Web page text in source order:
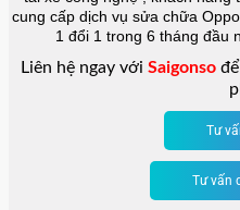
cung cấp dịch vụ sửa chữa
1 đổi 1 trong 6 tháng đầu
Liên hệ ngay với Saigonso
Tư
Tư vấn